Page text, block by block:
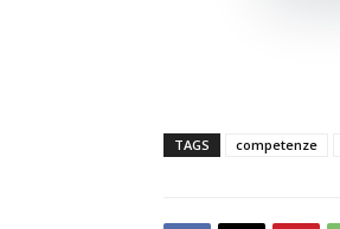
TAGS competenze